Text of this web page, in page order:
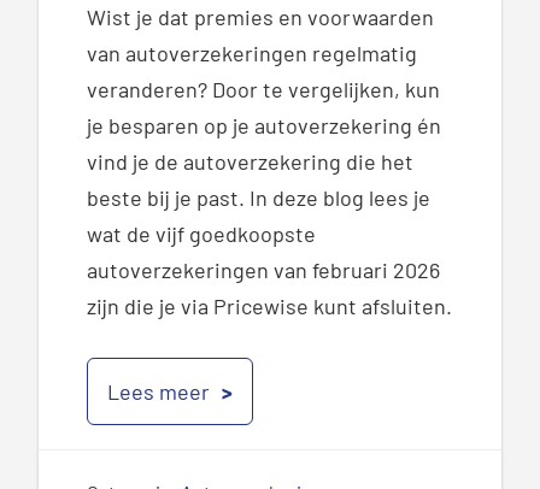
Wist je dat premies en voorwaarden
van autoverzekeringen regelmatig
veranderen? Door te vergelijken, kun
je besparen op je autoverzekering én
vind je de autoverzekering die het
beste bij je past. In deze blog lees je
wat de vijf goedkoopste
autoverzekeringen van februari 2026
zijn die je via Pricewise kunt afsluiten.
Lees meer